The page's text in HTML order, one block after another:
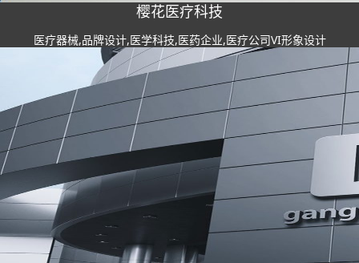
樱花医疗科技
医疗器械,品牌设计,医学科技,医药企业,医疗公司VI形象设计